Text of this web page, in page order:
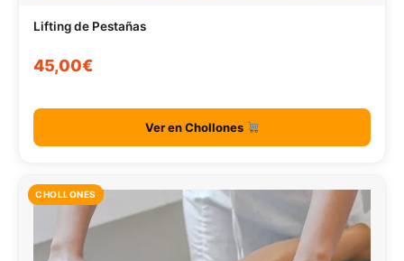
Lifting de Pestañas
45,00€
Ver en Chollones
CHOLLONES